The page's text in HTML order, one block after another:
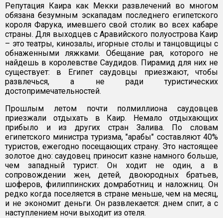
Репутация Каира как Мекки развлечений во многом
обязана безумным эскападам последнего египетского
короля Фарука, имевшего свой столик во всех кабаре
страны. Для выходцев с Аравийского полуострова Каир
– это театры, кинозалы, игорные столы и танцовщицы с
обнаженными ляжками. Обещание рая, которого не
найдешь в королевстве Саудидов. Пирамид для них не
существует: в Египет саудовцы приезжают, чтобы
развлечься, а не ради туристических
достопримечательностей.
Прошлым летом почти полмиллиона саудовцев
приезжали отдыхать в Каир. Немало отдыхающих
прибыло и из других стран Залива. По словам
египетского министра туризма, "арабы" составляют 40%
туристов, ежегодно посещающих страну. Это настоящее
золотое дно: саудовец приносит казне намного больше,
чем западный турист. Он ходит не один, а в
сопровождении жен, детей, двоюродных братьев,
шоферов, филиппинских домработниц и наложниц. Он
редко когда поселяется в стране меньше, чем на месяц,
и не экономит деньги. Он развлекается: днем спит, а с
наступлением ночи выходит из отеля.